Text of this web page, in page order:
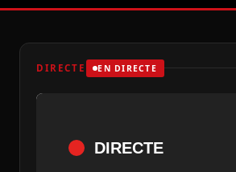
DIRECTE EN DIRECTE
DIRECTE